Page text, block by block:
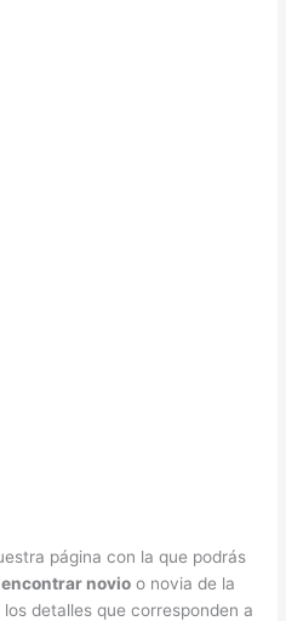
página con la que podrás
encontrar novio o novia de la
detalles que corresponden a